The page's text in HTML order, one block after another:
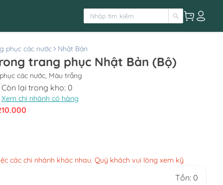
phục các nước Nhật Bản
trang phục Nhật Bản (Bộ)
các nước, Màu trắng
Còn lại trong kho: 0
Xem chi nhánh có hàng
các chi nhánh khác nhau. Quý khách vui lòng xem kỹ
Tồn: 0